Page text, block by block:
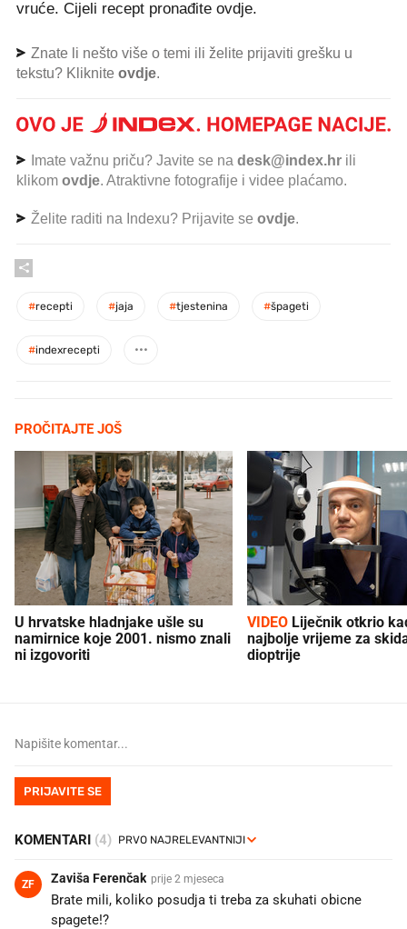
vruće. Cijeli recept pronađite ovdje.
Znate li nešto više o temi ili želite prijaviti grešku u
tekstu? Kliknite ovdje.
Imate važnu priču? Javite se na desk@index.hr ili
klikom ovdje. Atraktivne fotografije i videe plaćamo.
Želite raditi na Indexu? Prijavite se ovdje.
#recepti #jaja #tjestenina #špageti
#indexrecepti
PROČITAJTE JOŠ
U hrvatske hladnjake ušle su
namirnice koje 2001. nismo znali
ni izgovoriti
VIDEO
najbolje vrijeme za
dioptrije
PRIJAVITE SE
KOMENTARI (4)
ZF Zaviša Ferenčak prije 2 mjeseca
Brate mili, koliko posudja ti treba za skuhati obicne
spagete!?